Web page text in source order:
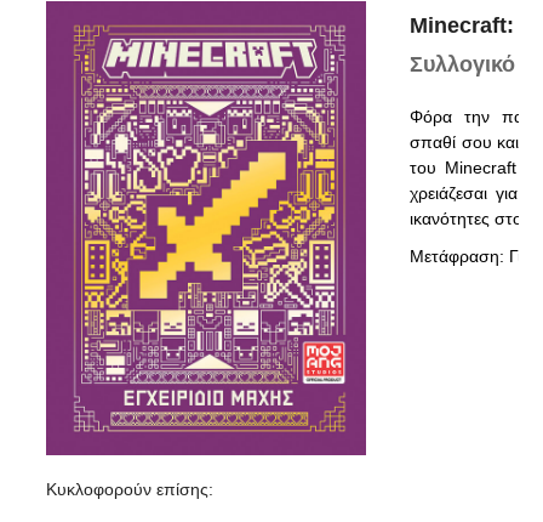
Minecraft:
Συλλογικό
Φόρα την
σπαθί σου και
του Minecraft –
χρειάζεσαι για
ικανότητες στο
Μετάφραση:
Κυκλοφορούν επίσης: